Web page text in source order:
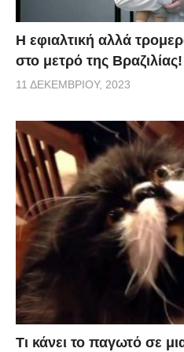
H εφιαλτική αλλά
στο μετρό της Βραζιλίας!
11 ΔΕΚΕΜΒΡΊΟΥ, 2023
Τι κάνει το παγωτό σε